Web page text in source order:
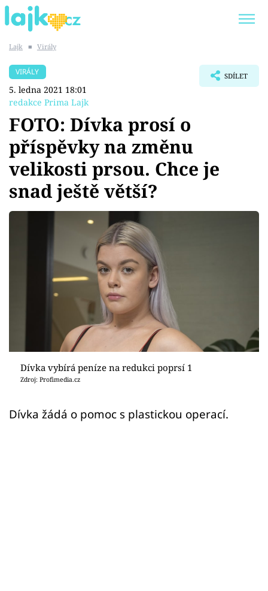
SHOPAHOLICADEL
Témata
Showbyznys
Youtubeři
Sex a vztahy
Sledujte prima+
Přihlášení
Sledujte nás
Lajk ■ Virály
VIRÁLY
5. ledna 2021 18:01
redakce Prima Lajk
SDÍLET
FOTO: Dívka prosí o
příspěvky na změnu
velikosti prsou. Chce je
snad ještě větší?
Dívka vybírá peníze na redukci poprsí 1
Zdroj: Profimedia.cz
Dívka žádá o pomoc s plastickou operací.